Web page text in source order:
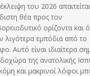
του 2026 απαιτείται
θέα προς τον
ορίζοντα και
λιγότερα εμπόδια από το
Αυτό είναι ιδιαίτερα
της ανατολικής
και μακρινοί λόφοι